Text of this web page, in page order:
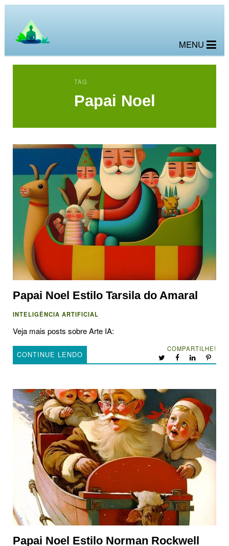
MENU
TAG
Papai Noel
Papai Noel Estilo Tarsila do Amaral
INTELIGÊNCIA ARTIFICIAL
Veja mais posts sobre Arte IA:
CONTINUE LENDO
COMPARTILHE!
Papai Noel Estilo Norman Rockwell